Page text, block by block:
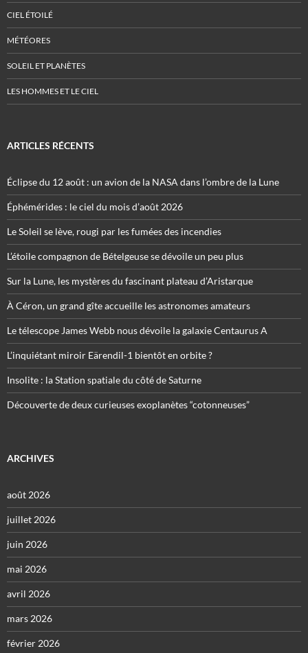
CIEL ÉTOILÉ
MÉTÉORES
SOLEIL ET PLANÈTES
LES HOMMES ET LE CIEL
ARTICLES RÉCENTS
Éclipse du 12 août : un avion de la NASA dans l’ombre de la Lune
Éphémérides : le ciel du mois d’août 2026
Le Soleil se lève, rougi par les fumées des incendies
L’étoile compagnon de Bételgeuse se dévoile un peu plus
Sur la Lune, les mystères du fascinant plateau d’Aristarque
À Céron, un grand gîte accueille les astronomes amateurs
Le télescope James Webb nous dévoile la galaxie Centaurus A
L’inquiétant miroir Eärendil-1 bientôt en orbite ?
Insolite : la Station spatiale du côté de Saturne
Découverte de deux curieuses exoplanètes “cotonneuses”
ARCHIVES
août 2026
juillet 2026
juin 2026
mai 2026
avril 2026
mars 2026
février 2026